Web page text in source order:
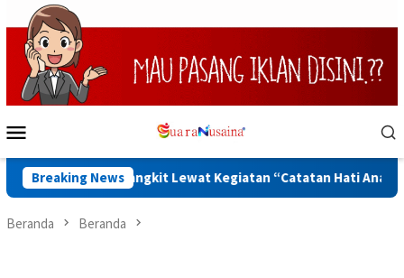
Loncat
ke
konten
Mobile
Breaking News
Bangkit Lewat Kegiatan “Catatan Hati Anak yang Runtuh”
Beranda Beranda